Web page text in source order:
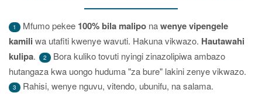
1 Mfumo pekee 100% bila malipo nawenye vipengele
kamili wa utafiti kwenye wavuti. Hakuna vikwazo. Hautawahi
kulipa. 2
Bora kuliko tovuti nyingi zinazolipiwa ambazo
hutangaza kwa uongo huduma "za bure" lakini zenye vikwazo.
3 Rahisi, wenye nguvu, vitendo, ubunifu, na salama.